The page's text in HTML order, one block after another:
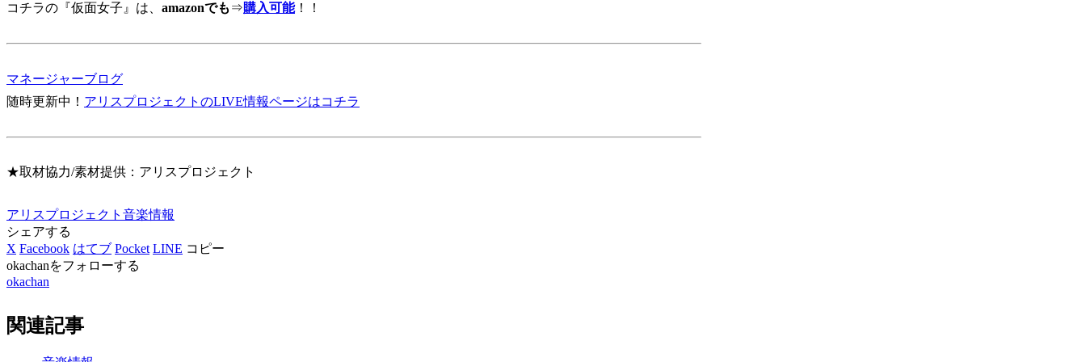
コチラの『仮面女子』は、 amazonでも ⇒購入可能！！
マネージャーブログ
随時更新中！ アリスプロジェクトのLIVE情報ページはコチラ
★取材協力/素材提供：アリスプロジェクト
アリスプロジェクト 音楽情報
シェアする
X Facebook はてブ Pocket LINE コピー
okachanをフォローする
okachan
関連記事